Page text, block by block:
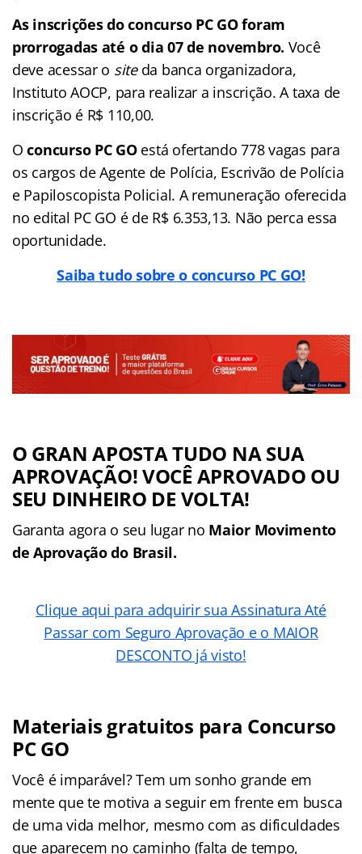
As inscrições do concurso PC GO foram
prorrogadas até o dia 07 de novembro. Você
deve acessar o siteda banca organizadora,
Instituto AOCP, para realizar a inscrição. A taxa de
inscrição é R$ 110,00.
Oconcurso PC GOestá ofertando 778 vagas para
os cargos de Agente de Polícia, Escrivão de Polícia
e Papiloscopista Policial. A remuneração oferecida
no edital PC GO é de R$ 6.353,13. Não perca essa
oportunidade.
Saiba tudo sobre o concurso PC GO!
O GRAN APOSTA TUDO NA SUA
APROVAÇÃO! VOCÊ APROVADO OU
SEU DINHEIRO DE VOLTA!
Garanta agora o seu lugar no Maior Movimento
de Aprovação do Brasil.
Clique aqui para adquirir sua Assinatura Até
Passar com Seguro Aprovação e o MAIOR
DESCONTO já visto!
Materiais gratuitos para Concurso
PC GO
Você é imparável? Tem um sonho grande em
mente que te motiva a seguir em frente em busca
de uma vida melhor, mesmo com as dificuldades
que aparecem no caminho (falta de tempo,